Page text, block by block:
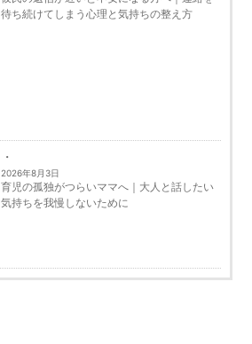
待ち続けてしまう心理と気持ちの整え方
2026年8月3日
育児の孤独がつらいママへ｜大人と話したい
気持ちを我慢しないために